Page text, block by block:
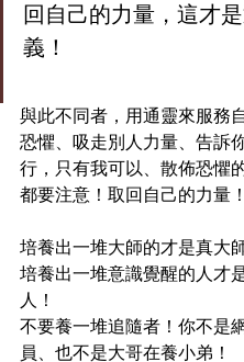
回自己的力量，這才
義！
與此不同者，用通靈來服務
恐懼、吸走別人力量、告訴
行，只有我可以、散佈恐懼
都要注意！取回自己的力量！
培養出一堆大師的才是真大
培養出一堆意識覺醒的人才
人！
不要養一堆追隨者！你不是
員、也不是大哥在養小弟！